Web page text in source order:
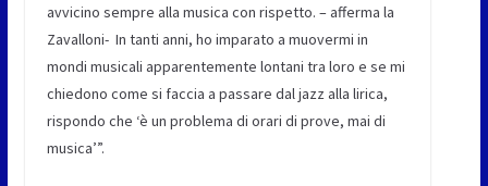
avvicino sempre alla musica con rispetto. – afferma la
Zavalloni- In tanti anni, ho imparato a muovermi in
mondi musicali apparentemente lontani tra loro e se mi
chiedono come si faccia a passare dal jazz alla lirica,
rispondo che ‘è un problema di orari di prove, mai di
musica’”.